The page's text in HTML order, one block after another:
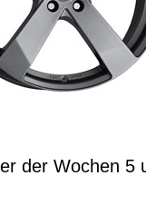
der Wochen 5